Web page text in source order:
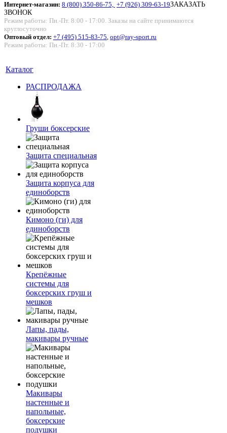
Интернет-магазин: 8 (800) 350-86-75, +7 (926) 309-63-19ЗАКАЗАТЬ
ЗВОНОК
Режим работы: Пн.-Пт. 8:00 - 17:00. Заказы на сайте принимаются
круглосуточно
Оптовый отдел: +7 (495) 515-83-75, opt@ray-sport.ru
Режим работы: Пн.-Пт. 8:30 - 17:00
Каталог
РАСПРОДАЖА
Груши боксерские
Защита специальная
Защита корпуса для
единоборств
Кимоно (ги) для
единоборств
Крепёжные
системы для
боксерских груш и
мешков
Лапы, пады,
макивары ручные
Макивары
настенные и
напольные,
боксерские
подушки